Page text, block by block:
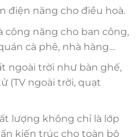
điện năng cho điều hoà.
công năng cho ban công,
cà phê, nhà hàng…
ngoài trời như bàn ghế,
(TV ngoài trời, quạt
lượng không chỉ là lớp
kiến trúc cho toàn bộ